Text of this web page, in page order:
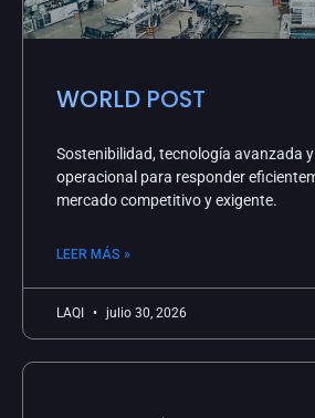
WORLD POST
Sostenibilidad, tecnología avanzada
operacional para responder
mercado competitivo y exigente.
LEER MÁS »
LAQI julio 30, 2026